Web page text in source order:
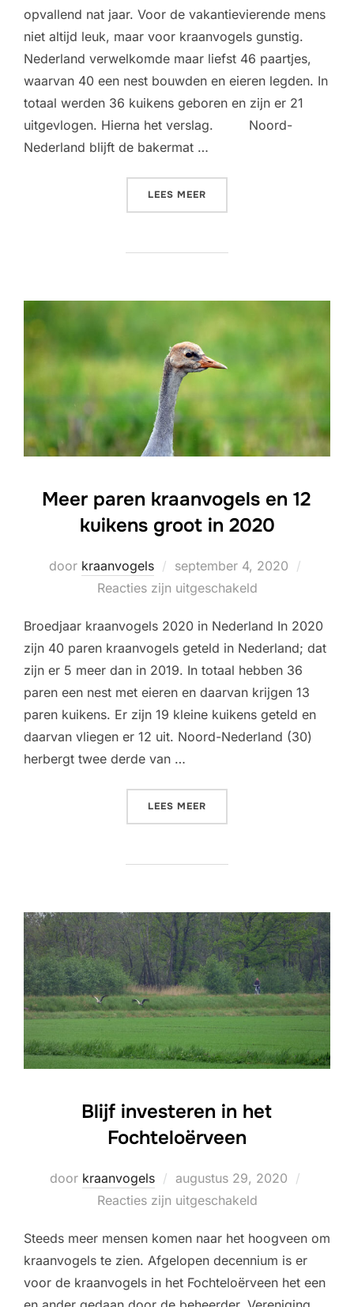
opvallend nat jaar. Voor de vakantievierende mens
niet altijd leuk, maar voor kraanvogels gunstig.
Nederland verwelkomde maar liefst 46 paartjes,
waarvan 40 een nest bouwden en eieren legden. In
totaal werden 36 kuikens geboren en zijn er 21
uitgevlogen. Hierna het verslag. Noord-
Nederland blijft de bakermat …
LEES MEER
Meer paren kraanvogels en 12
kuikens groot in 2020
door kraanvogels
Geplaatst
op
september 4, 2020
Reacties zijn uitgeschakeld
Broedjaar kraanvogels 2020 in Nederland In 2020
zijn 40 paren kraanvogels geteld in Nederland; dat
zijn er 5 meer dan in 2019. In totaal hebben 36
paren een nest met eieren en daarvan krijgen 13
paren kuikens. Er zijn 19 kleine kuikens geteld en
daarvan vliegen er 12 uit. Noord-Nederland (30)
herbergt twee derde van …
LEES MEER
Blijf investeren in het
Fochteloërveen
door kraanvogels
Geplaatst
op
augustus 29, 2020
Reacties zijn uitgeschakeld
Steeds meer mensen komen naar het hoogveen om
kraanvogels te zien. Afgelopen decennium is er
voor de kraanvogels in het Fochteloërveen het een